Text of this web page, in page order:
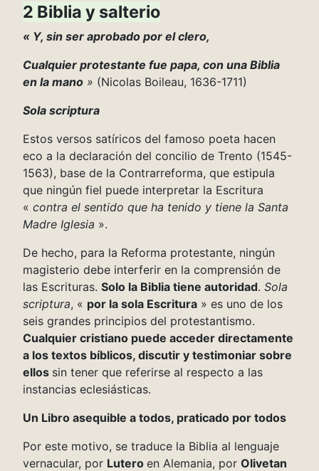
2 Biblia y salterio
« Y, sin ser aprobado por el clero,
Cualquier protestante fue papa, con una Biblia
en la mano » (Nicolas Boileau, 1636-1711)
Sola scriptura
Estos versos satíricos del famoso poeta hacen
eco a la declaración del concilio de Trento (1545-
1563), base de la Contrarreforma, que estipula
que ningún fiel puede interpretar la Escritura
« contra el sentido que ha tenido y tiene la Santa
Madre Iglesia ».
De hecho, para la Reforma protestante, ningún
magisterio debe interferir en la comprensión de
las Escrituras. Solo la Biblia tiene autoridad. Sola
scriptura, « por la sola Escritura » es uno de los
seis grandes principios del protestantismo.
Cualquier cristiano puede acceder directamente
a los textos bíblicos, discutir y testimoniar sobre
ellos sin tener que referirse al respecto a las
instancias eclesiásticas.
Un Libro asequible a todos, praticado por todos
Por este motivo, se traduce la Biblia al lenguaje
vernacular, por Lutero en Alemania, por Olivetan